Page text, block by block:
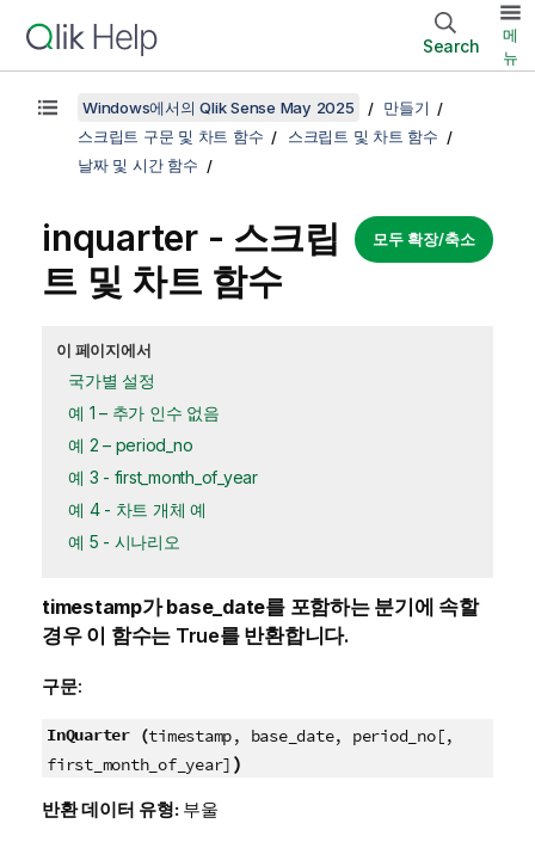
Search
메
뉴
Windows에서의 Qlik Sense May 2025
만들기
스크립트 구문 및 차트 함수
스크립트 및 차트 함수
날짜 및 시간 함수
모두 확장/축소
inquarter - 스크립
트 및 차트 함수
이 페이지에서
국가별 설정
예 1 – 추가 인수 없음
예 2 – period_no
예 3 - first_month_of_year
예 4 - 차트 개체 예
예 5 - 시나리오
timestamp가base_date를 포함하는 분기에 속할
경우 이 함수는 True를 반환합니다.
구문:
InQuarter (timestamp, base_date, period_no[,
first_month_of_year] )
반환 데이터 유형: 부울